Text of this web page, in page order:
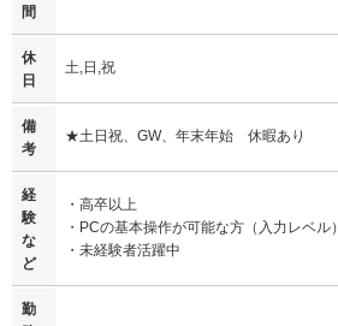
間
休
日
土,日,祝
備
考
★土日祝、GW、年末年始 休暇あり
経
験
な
ど
・高卒以上
・PCの基本操作が可能な方（入力レベル）
・未経験者活躍中
勤